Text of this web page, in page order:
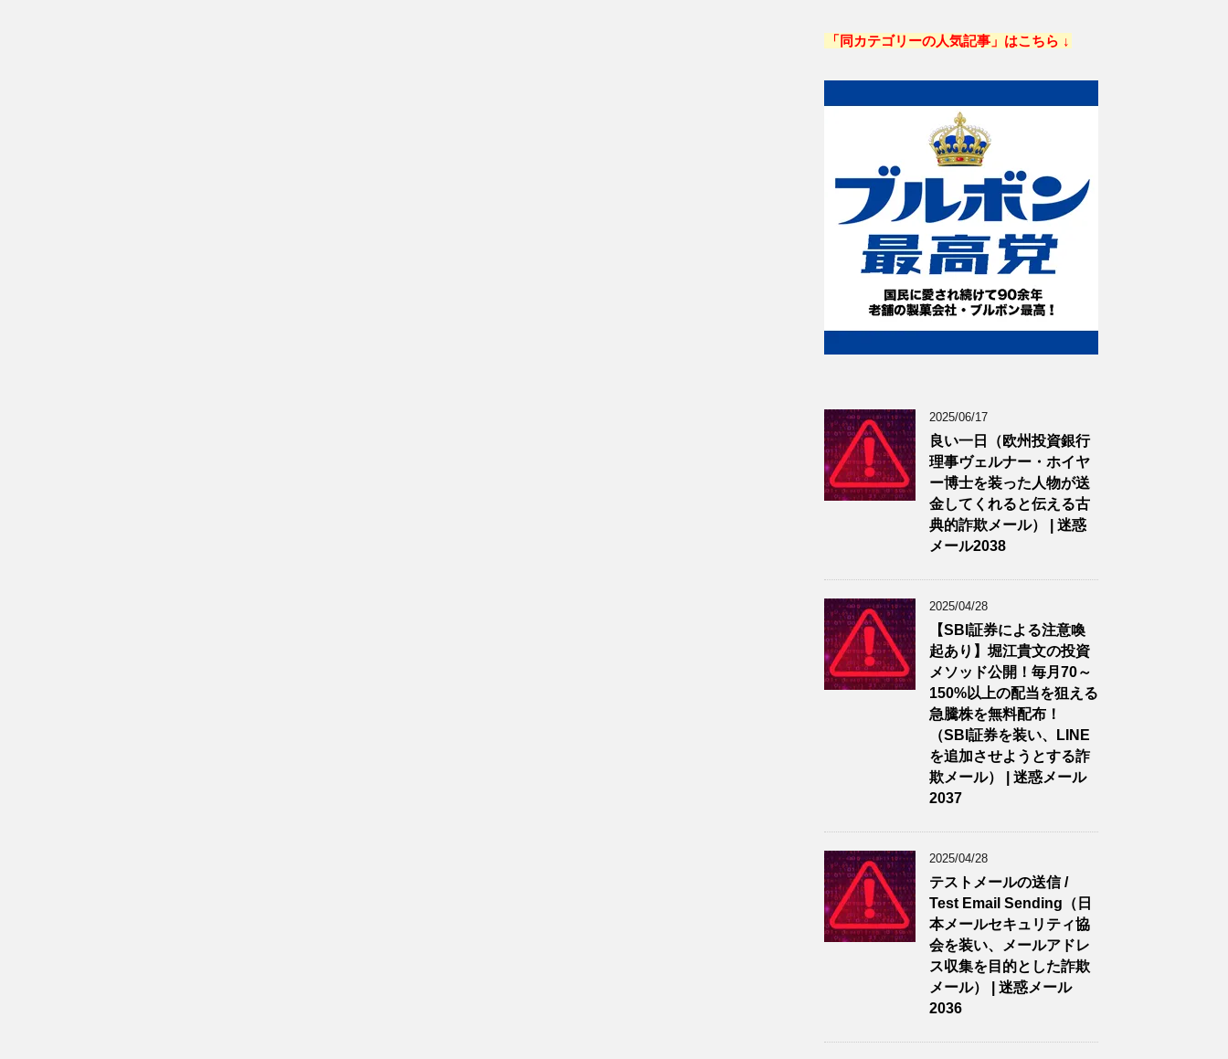
「同カテゴリーの人気記事」はこちら ↓
2025/06/17
良い一日（欧州投資銀行
理事ヴェルナー・ホイヤ
ー博士を装った人物が送
金してくれると伝える古
典的詐欺メール） | 迷惑
メール2038
2025/04/28
【SBI証券による注意喚
起あり】堀江貴文の投資
メソッド公開！毎月70～
150%以上の配当を狙える
急騰株を無料配布！
（SBI証券を装い、LINE
を追加させようとする詐
欺メール） | 迷惑メール
2037
2025/04/28
テストメールの送信 /
Test Email Sending（日
本メールセキュリティ協
会を装い、メールアドレ
ス収集を目的とした詐欺
メール） | 迷惑メール
2036